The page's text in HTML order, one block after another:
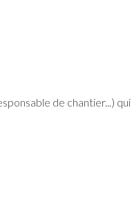
de chantier...) qui